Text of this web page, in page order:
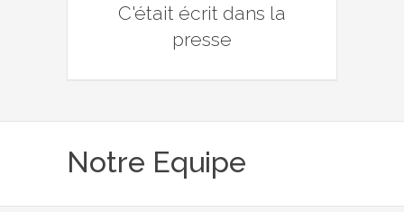
C'était écrit dans la
presse
Notre Equipe